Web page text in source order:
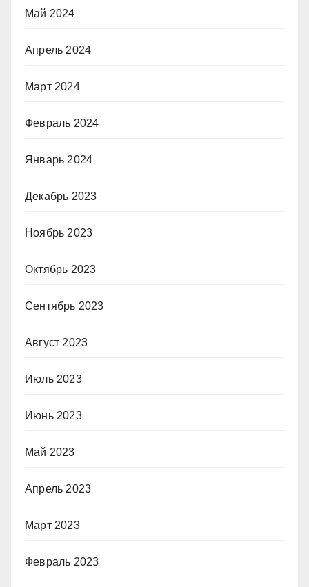
Май 2024
Апрель 2024
Март 2024
Февраль 2024
Январь 2024
Декабрь 2023
Ноябрь 2023
Октябрь 2023
Сентябрь 2023
Август 2023
Июль 2023
Июнь 2023
Май 2023
Апрель 2023
Март 2023
Февраль 2023